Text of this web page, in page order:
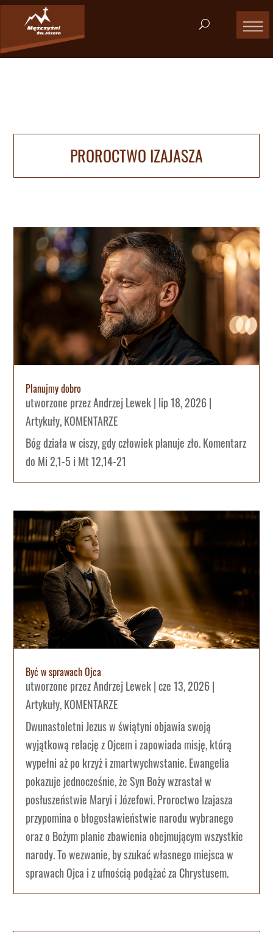
PROROCTWO IZAJASZA
Planujmy dobro
utworzone przezAndrzej Lewek| lip 18, 2026|
Artykuły,KOMENTARZE
Bóg działa w ciszy, gdy człowiek planuje zło. Komentarz
do Mi 2,1-5 i Mt 12,14-21
Być w sprawach Ojca
utworzone przezAndrzej Lewek|cze 13, 2026|
Artykuły,KOMENTARZE
Dwunastoletni Jezus w świątyni objawia swoją
wyjątkową relację z Ojcem i zapowiada misję, którą
wypełni aż po krzyż i zmartwychwstanie. Ewangelia
pokazuje jednocześnie, że Syn Boży wzrastał w
posłuszeństwie Maryi i Józefowi. Proroctwo Izajasza
przypomina o błogosławieństwie narodu wybranego
oraz o Bożym planie zbawienia obejmującym wszystkie
narody. To wezwanie, by szukać własnego miejsca w
sprawach Ojca i z ufnością podążać za Chrystusem.